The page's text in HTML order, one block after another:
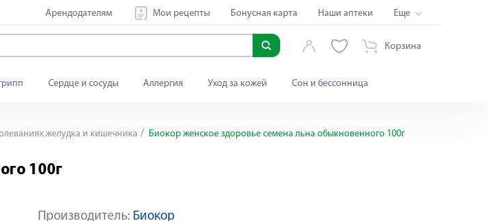
Арендодателям Мои рецепты Бонусная карта Наши аптеки Еще
Корзина
Сердце и сосуды Аллергия Уход за кожей Сон и бессонница
желудка и кишечника Биокор женское здоровье семена льна обыкновенного 100г
100г
Производитель: Биокор